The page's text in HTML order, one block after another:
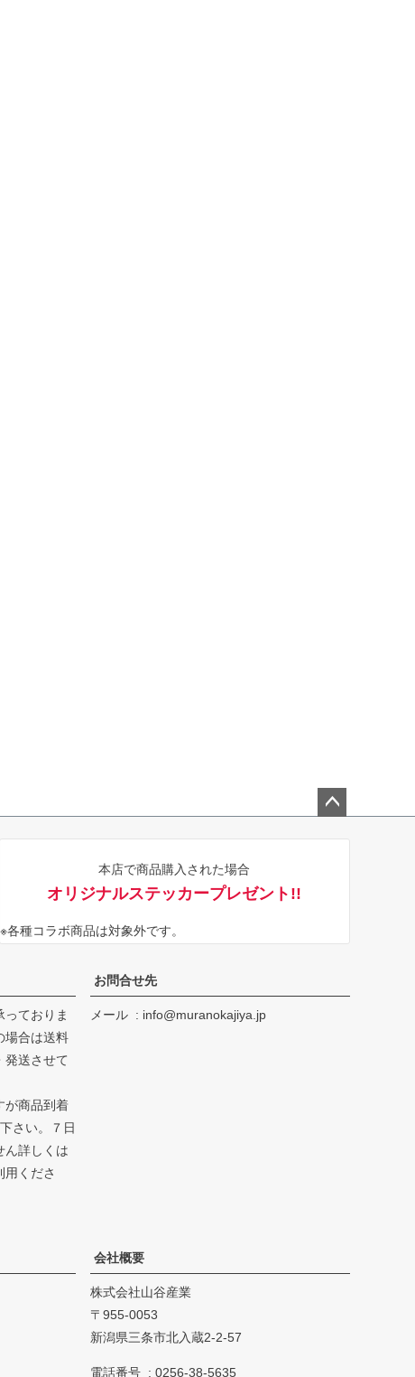
本店で商品購入された場合
オリジナルステッカープレゼント!!
※各種コラボ商品は対象外です。
っておりま
場合は送料
発送させて
が商品到着
さい。７日
ん詳しくは
用くださ
お問合せ先
メール info@muranokajiya.jp
会社概要
株式会社山谷産業
955-0053
新潟県三条市北入蔵2-2-57
電話番号 0256-38-5635